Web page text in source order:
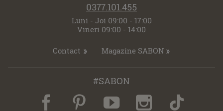
0377.101.455
Luni - Joi 09:00 - 17:00
Vineri 09:00 - 14:00
Contact Magazine SABON
#SABON